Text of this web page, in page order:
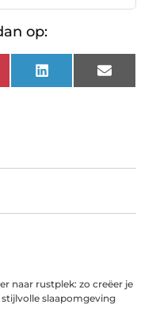
op:
LinkedIn Email
naar rustplek: zo creëer je
stijlvolle slaapomgeving